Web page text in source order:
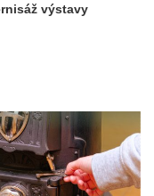
výstavy